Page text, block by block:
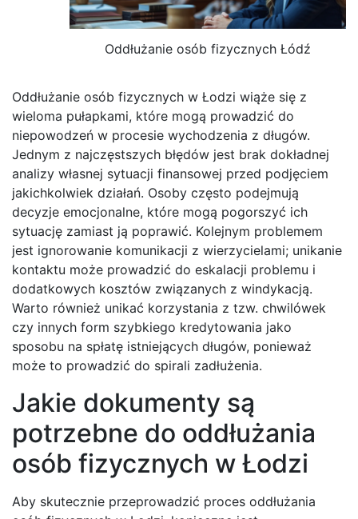
Oddłużanie osób fizycznych Łódź
Oddłużanie osób fizycznych w Łodzi wiąże się z
wieloma pułapkami, które mogą prowadzić do
niepowodzeń w procesie wychodzenia z długów.
Jednym z najczęstszych błędów jest brak dokładnej
analizy własnej sytuacji finansowej przed podjęciem
jakichkolwiek działań. Osoby często podejmują
decyzje emocjonalne, które mogą pogorszyć ich
sytuację zamiast ją poprawić. Kolejnym problemem
jest ignorowanie komunikacji z wierzycielami; unikanie
kontaktu może prowadzić do eskalacji problemu i
dodatkowych kosztów związanych z windykacją.
Warto również unikać korzystania z tzw. chwilówek
czy innych form szybkiego kredytowania jako
sposobu na spłatę istniejących długów, ponieważ
może to prowadzić do spirali zadłużenia.
Jakie dokumenty są
potrzebne do oddłużania
osób fizycznych w Łodzi
Aby skutecznie przeprowadzić proces oddłużania